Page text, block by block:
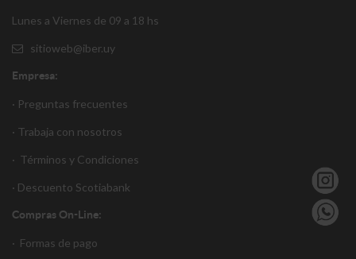
Lunes a Viernes de 09 a 18 hs
sitioweb@iber.uy
Empresa:
· Preguntas frecuentes
· Trabaja con nosotros
· Términos y Condiciones
· Descuento Scotiabank
Compras On-Line:
· Formas de pago